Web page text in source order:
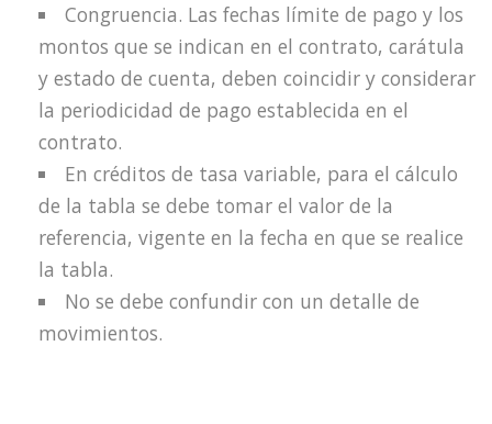
Congruencia. Las fechas límite de pago y los
montos que se indican en el contrato, carátula
y estado de cuenta, deben coincidir y considerar
la periodicidad de pago establecida en el
contrato.
En créditos de tasa variable, para el cálculo
de la tabla se debe tomar el valor de la
referencia, vigente en la fecha en que se realice
la tabla.
No se debe confundir con un detalle de
movimientos.